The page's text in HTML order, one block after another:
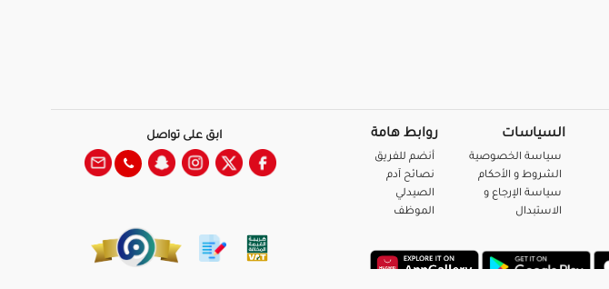
السياسات
سياسة الخصوصية
الشروط و الأحكام
سياسة الإرجاع و
الاستبدال
روابط هامة
أنضم للفريق
نصائح آدم
الصيدلي
الموظف
ابق على تواصل